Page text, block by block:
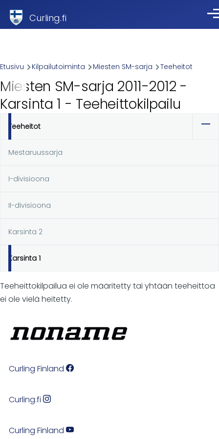
Curling.fi
Breadcrumb
Etusivu Kilpailutoiminta Miesten SM-sarja Teeheitot
Miesten SM-sarja 2011-2012 -
Karsinta 1 - Teeheittokilpailu
Ensisijaiset
välilehdet
Teeheitot
Mestaruussarja
I-divisioona
II-divisioona
Karsinta 2
Karsinta 1
Teeheittokilpailua ei ole määritetty tai yhtään teeheittoa
ei ole vielä heitetty.
Curling Finland
Curling.fi
Curling Finland